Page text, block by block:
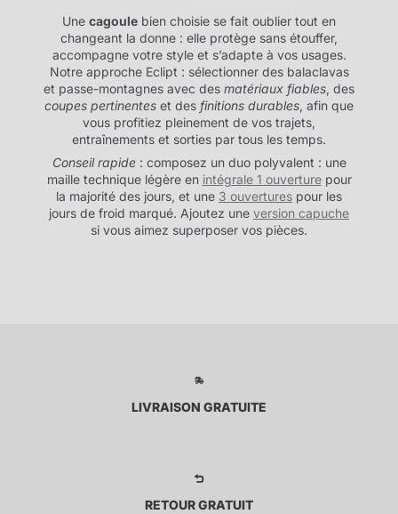
Une cagoule bien choisie se fait oublier tout en
changeant la donne : elle protège sans étouffer,
accompagne votre style et s’adapte à vos usages.
Notre approche Eclipt : sélectionner des balaclavas
et passe-montagnes avec des matériaux fiables, des
coupes pertinentes et des finitions durables, afin que
vous profitiez pleinement de vos trajets,
entraînements et sorties par tous les temps.
Conseil rapide: composez un duo polyvalent : une
maille technique légère en intégrale 1 ouverturepour
la majorité des jours, et une 3 ouvertures pour les
jours de froid marqué. Ajoutez une version capuche
si vous aimez superposer vos pièces.
LIVRAISON GRATUITE
RETOUR GRATUIT